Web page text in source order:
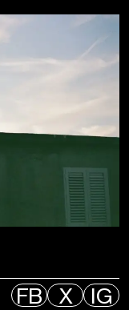
FB X IG